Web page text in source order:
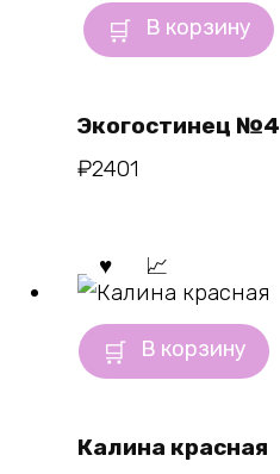
В корзину
Экогостинец №4
₽2401
В корзину
Калина красная